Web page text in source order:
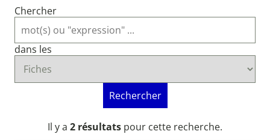
Chercher
dans les
Rechercher
Il y a 2 résultats pour cette recherche.